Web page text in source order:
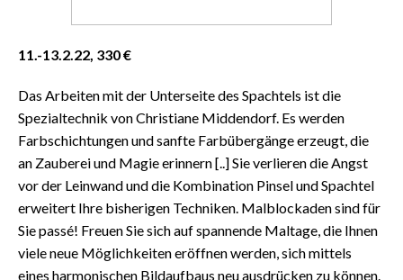
11.-13.2.22, 330 €
Das Arbeiten mit der Unterseite des Spachtels ist die
Spezialtechnik von Christiane Middendorf. Es werden
Farbschichtungen und sanfte Farbübergänge erzeugt, die
an Zauberei und Magie erinnern [..] Sie verlieren die Angst
vor der Leinwand und die Kombination Pinsel und Spachtel
erweitert Ihre bisherigen Techniken. Malblockaden sind für
Sie passé! Freuen Sie sich auf spannende Maltage, die Ihnen
viele neue Möglichkeiten eröffnen werden, sich mittels
eines harmonischen Bildaufbaus neu ausdrücken zu können.